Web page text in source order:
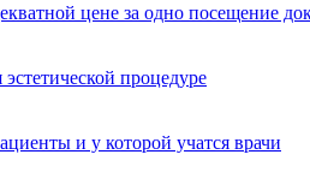
цене за одно посещение
процедуре
и у которой учатся врачи